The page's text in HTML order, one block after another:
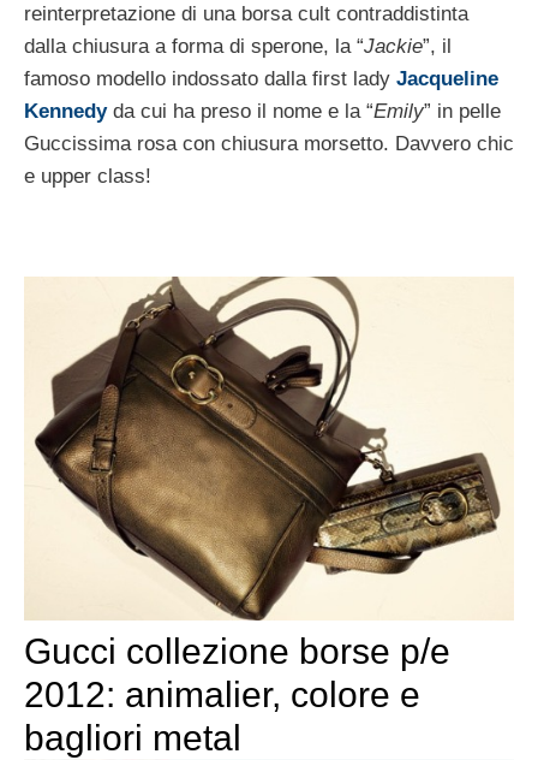
reinterpretazione di una borsa cult contraddistinta
dalla chiusura a forma di sperone, la “Jackie”, il
famoso modello indossato dalla first lady Jacqueline
Kennedyda cui ha preso il nome e la “Emily” in pelle
Guccissima rosa con chiusura morsetto. Davvero chic
e upper class!
Gucci collezione borse p/e
2012: animalier, colore e
bagliori metal